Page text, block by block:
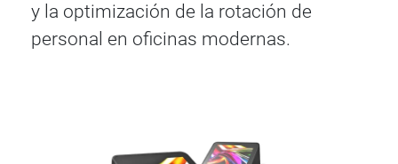
y la optimización de la rotación de
personal en oficinas modernas.